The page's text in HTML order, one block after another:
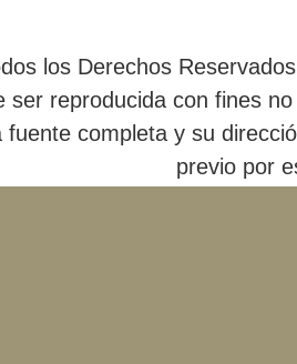
los Derechos
ser reproducida con fines
fuente completa y su
previo por